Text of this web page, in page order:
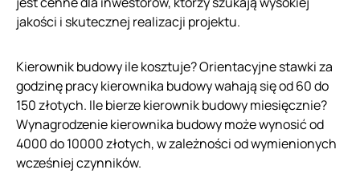
jakości i skutecznej realizacji projektu.
Kierownik budowy ile kosztuje? Orientacyjne stawki za
godzinę pracy kierownika budowy wahają się od 60 do
150 złotych. Ile bierze kierownik budowy miesięcznie?
Wynagrodzenie kierownika budowy może wynosić od
4000 do 10000 złotych, w zależności od wymienionych
wcześniej czynników.